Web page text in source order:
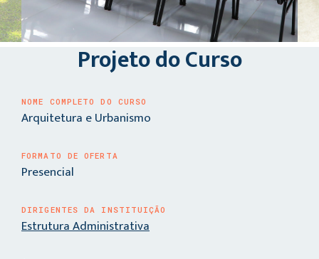
Projeto do Curso
NOME COMPLETO DO CURSO
Arquitetura e Urbanismo
FORMATO DE OFERTA
Presencial
DIRIGENTES DA INSTITUIÇÃO
Estrutura Administrativa